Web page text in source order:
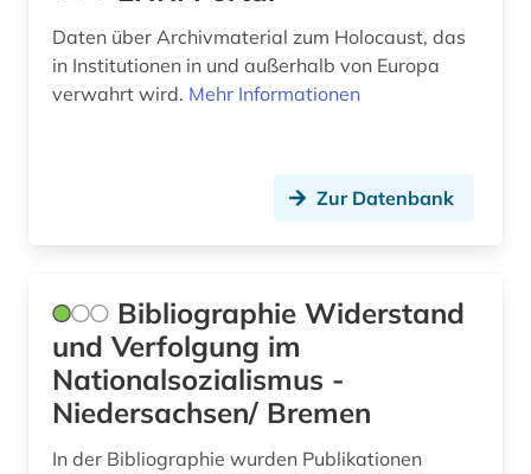
verlust (1)
virtuelle ausstellung (1)
völkermord (4)
website (1)
weibliche politisch verfolgte (1)
Daten über Archivmaterial zum Holocaust, das
in Institutionen in und außerhalb von Europa
verwahrt wird. Mehr Informationen
Zur Datenbank
Bibliographie Widerstand
und Verfolgung im
Nationalsozialismus -
Niedersachsen/ Bremen
In der Bibliographie wurden Publikationen